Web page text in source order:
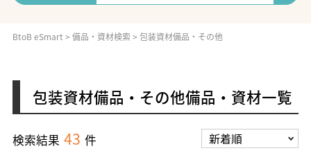
BtoB eSmart > 備品・資材検索 > 包装資材備品・その他
包装資材備品・その他備品・資材一覧
検索結果 43 件